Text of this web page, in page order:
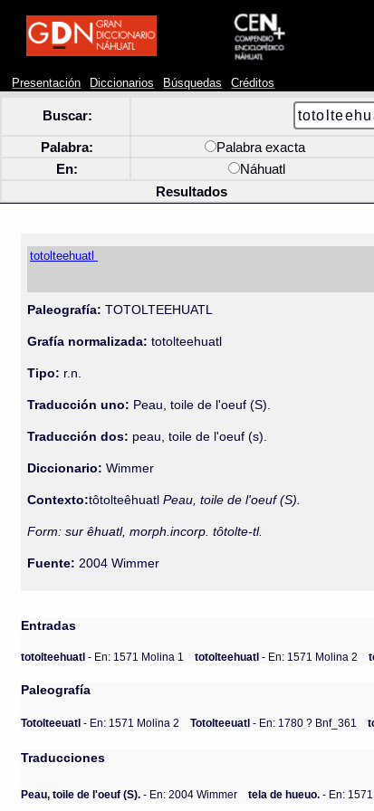
Presentación Diccionarios Búsquedas Créditos
Buscar:
Palabra: Palabra exacta
En:
Náhuatl
Resultados
totolteehuatl
Paleografía: TOTOLTEEHUATL
Grafía normalizada: totolteehuatl
Tipo: r.n.
Traducción uno: Peau, toile de l'oeuf (S).
Traducción dos: peau, toile de l'oeuf (s).
Diccionario:Wimmer
Contexto:tôtolteêhuatlPeau, toile de l'oeuf (S).
Form: sur êhuatl, morph.incorp. tôtolte-tl.
Fuente: 2004 Wimmer
Entradas
totolteehuatl- En: 1571 Molina 1 totolteehuatl- En: 1571 Molina 2
Paleografía
Totolteeuatl - En: 1571 Molina 2 Totolteeuatl - En: 1780 ? Bnf_361
Traducciones
Peau, toile de l'oeuf (S). - En: 2004 Wimmer tela de hueuo. - En: